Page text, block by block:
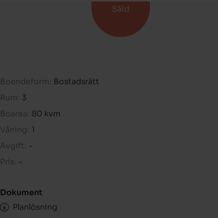
Såld
Boendeform: Bostadsrätt
Rum: 3
Boarea: 80 kvm
Våning: 1
Avgift: -
Pris: -
Dokument
Planlösning